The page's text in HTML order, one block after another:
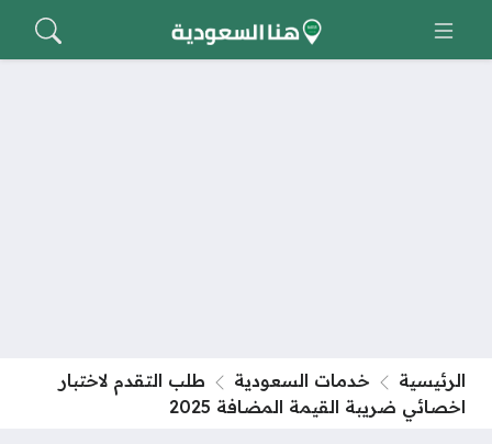
الرئيسية خدمات السعودية
طلب التقدم لاختبار
اخصائي ضريبة القيمة المضافة 2025